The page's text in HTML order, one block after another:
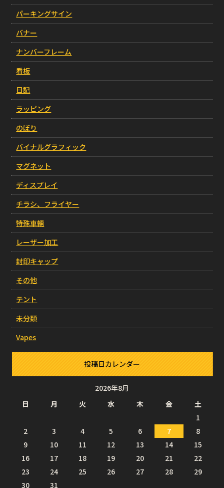
パーキングサイン
バナー
ナンバーフレーム
看板
日記
ラッピング
のぼり
バイナルグラフィック
マグネット
ディスプレイ
チラシ、フライヤー
特殊車輛
レーザー加工
封印キャップ
その他
テント
未分類
Vapes
投稿日カレンダー
2026年8月
日
月 火 水 木 金
土
1
2
3 4 5 6 7
8
9
10 11 12 13 14
15
16
17 18 19 20 21
22
23
24 25 26 27 28
29
30
31